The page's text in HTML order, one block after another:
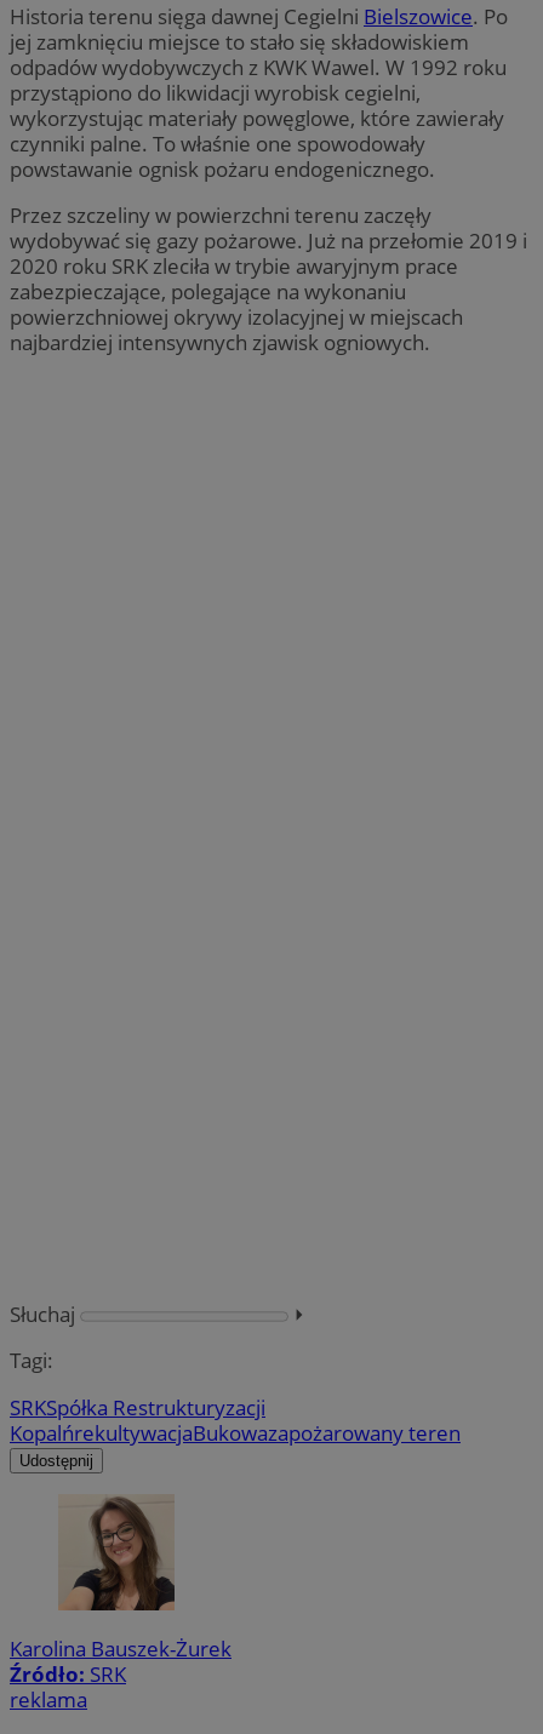
Historia terenu sięga dawnej Cegielni Bielszowice. Po
jej zamknięciu miejsce to stało się składowiskiem
odpadów wydobywczych z KWK Wawel. W 1992 roku
przystąpiono do likwidacji wyrobisk cegielni,
wykorzystując materiały powęglowe, które zawierały
czynniki palne. To właśnie one spowodowały
powstawanie ognisk pożaru endogenicznego.
Przez szczeliny w powierzchni terenu zaczęły
wydobywać się gazy pożarowe. Już na przełomie 2019 i
2020 roku SRK zleciła w trybie awaryjnym prace
zabezpieczające, polegające na wykonaniu
powierzchniowej okrywy izolacyjnej w miejscach
najbardziej intensywnych zjawisk ogniowych.
Słuchaj
⏵︎
Tagi:
SRKSpółka Restrukturyzacji
KopalńrekultywacjaBukowazapożarowany teren
Udostępnij
Karolina Bauszek-Żurek
Źródło: SRK
reklama